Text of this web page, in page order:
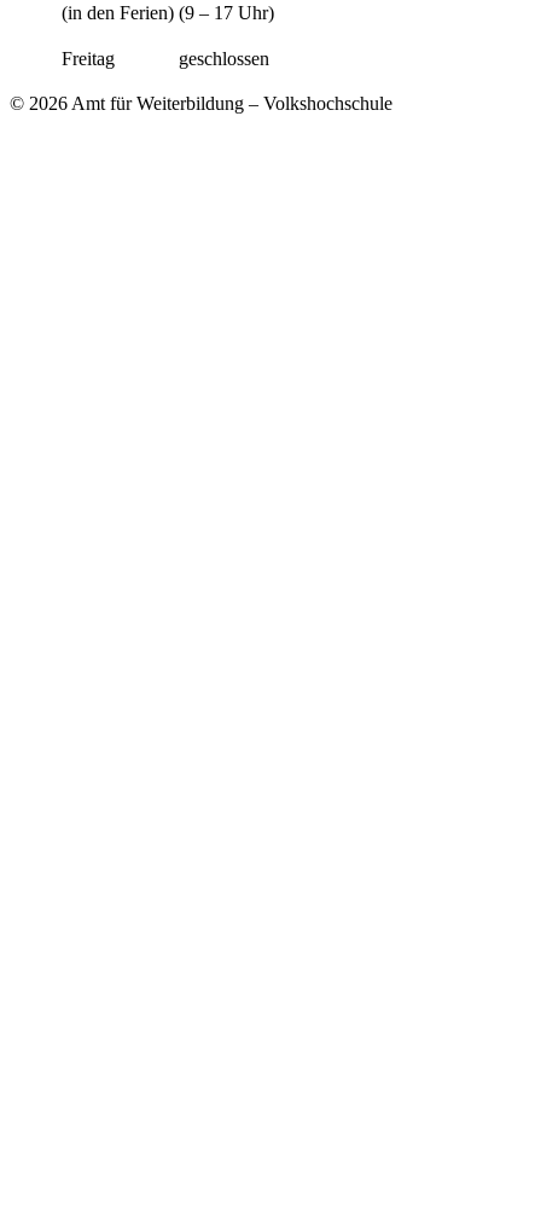
(in den Ferien) (9 – 17 Uhr)
Freitag geschlossen
© 2026 Amt für Weiterbildung – Volkshochschule